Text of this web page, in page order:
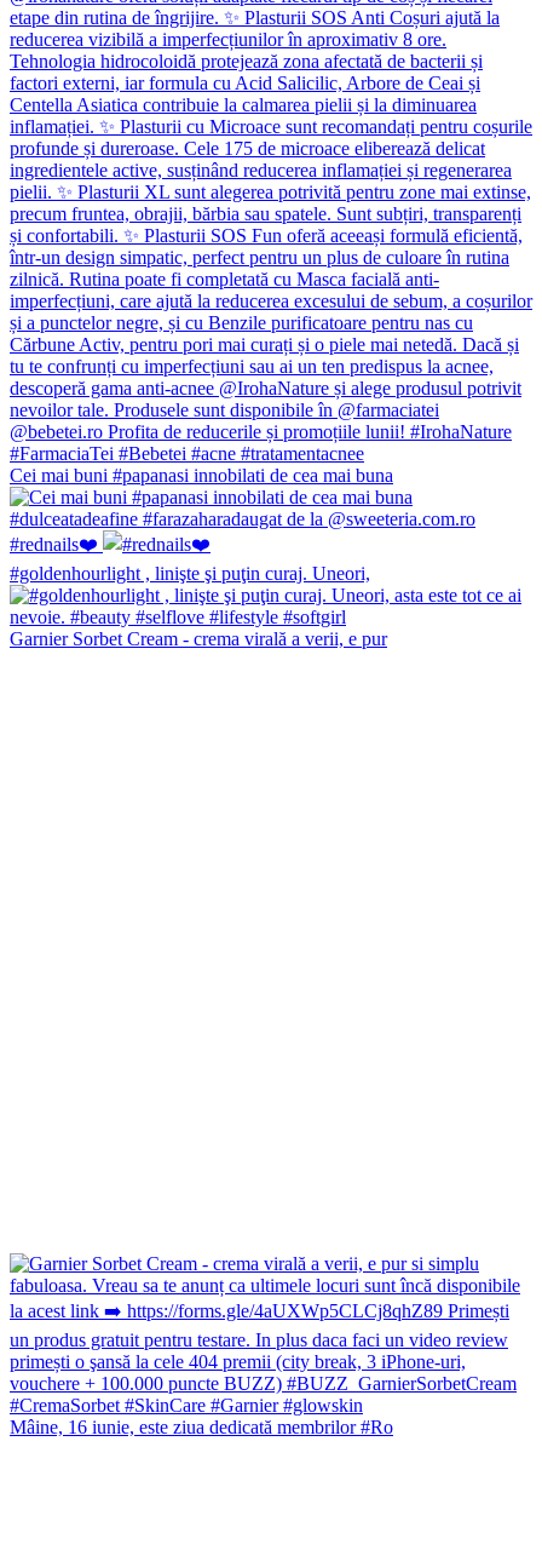
Cei mai buni #papanasi innobilati de cea mai buna
#rednails❤️
#goldenhourlight , linişte şi puţin curaj. Uneori,
Garnier Sorbet Cream - crema virală a verii, e pur
Mâine, 16 iunie, este ziua dedicată membrilor #Ro